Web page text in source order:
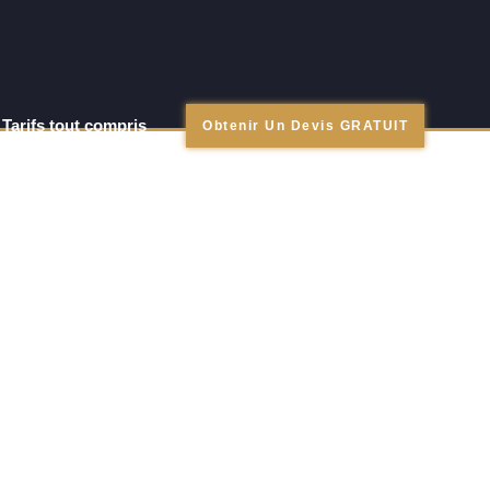
Tarifs tout compris Obtenir Un Devis GRATUIT